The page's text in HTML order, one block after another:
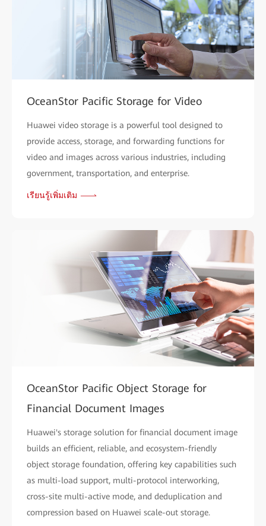
OceanStor Pacific Storage for Video
Huawei video storage is a powerful tool designed to
provide access, storage, and forwarding functions for
video and images across various industries, including
government, transportation, and enterprise.
เรียนรู้เพิ่มเติม
OceanStor Pacific Object Storage for
Financial Document Images
Huawei's storage solution for financial document image
builds an efficient, reliable, and ecosystem-friendly
object storage foundation, offering key capabilities such
as multi-load support, multi-protocol interworking,
cross-site multi-active mode, and deduplication and
compression based on Huawei scale-out storage.